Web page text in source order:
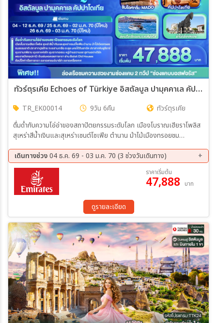
ทัวร์ตุรเคีย Echoes of Türkiye อิสตัลบูล ปามุคคาเล คัปปาโดเกีย 9วัน 6คืน (EK)
TR_EK00014 9วัน 6คืน
ทัวร์ตุรเคีย
ดื่มด่ำกับความโอ่อ่าของสถาปัตยกรรมระดับโลก เมืองโบราณเฮียราโพลิส
สุเหร่าสีน้ำเงินและสุเหร่าเซนต์โซเฟีย ตำนาน ม้าไม้เมืองทรอยชม
หินยูชิซาร์ หุบเขานกพิราบ หุนเขาแห่งรัก หุบขาเกอเรเน หมู่บ้านอส สุสานอ
ดาเติร์ก พระราชวังทอปกาปี เดินเล่นหอคอยกาลาตา ย่าน Balat Old
Houses ช้อปปิ้งท่าเรือกาลาตา ตลาดแทรนด์บาร์ซ่า ตลาดเครื่องเทศ
เดินทางช่วง04 ธ.ค. 69 - 03 ม.ค. 70 (3 ช่วงวันเดินทาง)
04 ธ.ค. 69 - 12 ธ.ค. 69
25 ธ.ค. 69 - 02 ม.ค. 70
26 ธ.ค. 69 - 03 ม.ค. 70
ราคาเริ่มต้น
47,888 บาท
ดูรายละเอียด